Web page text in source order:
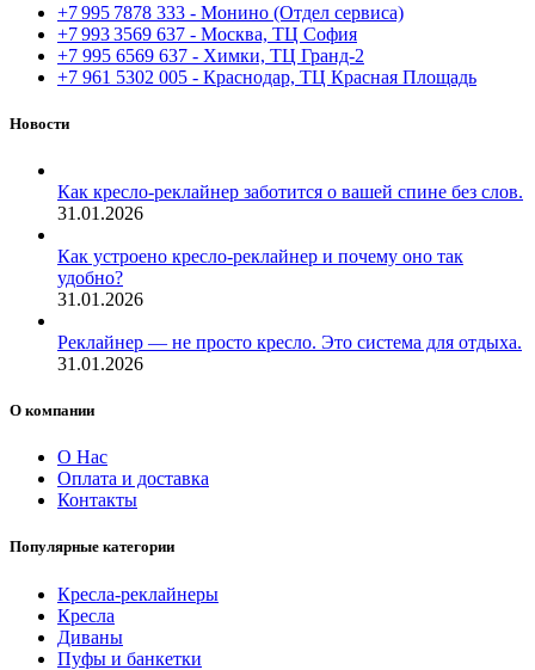
+7 995 7878 333 - Монино (Отдел сервиса)
+7 993 3569 637 - Москва, ТЦ София
+7 995 6569 637 - Химки, ТЦ Гранд-2
+7 961 5302 005 - Краснодар, ТЦ Красная Площадь
Новости
Как кресло-реклайнер заботится о вашей спине без слов.
31.01.2026
Как устроено кресло-реклайнер и почему оно так
удобно?
31.01.2026
Реклайнер — не просто кресло. Это система для отдыха.
31.01.2026
О компании
О Нас
Оплата и доставка
Контакты
Популярные категории
Кресла-реклайнеры
Кресла
Диваны
Пуфы и банкетки